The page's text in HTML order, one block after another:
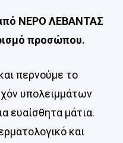
ΝΕΡΟ ΛΕΒΑΝΤΑΣ
προσώπου.
περνούμε το
υπολειμμάτων
ευαίσθητα μάτια.
και